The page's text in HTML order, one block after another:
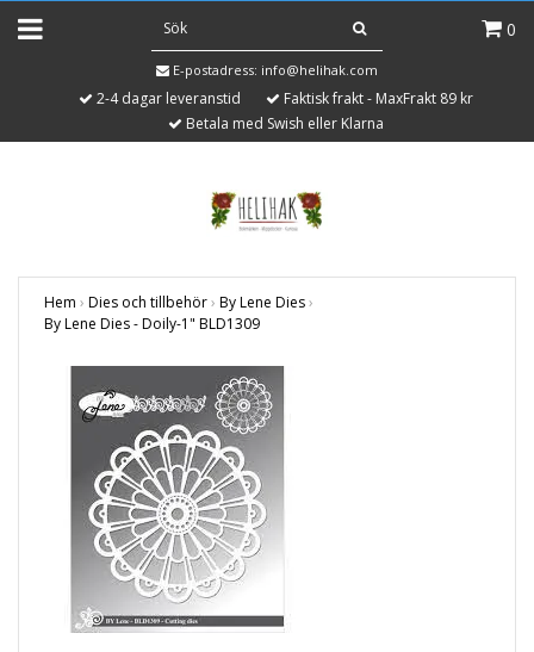
0
E-postadress: info@helihak.com
2-4 dagar leveranstid
Faktisk frakt - MaxFrakt 89 kr
Betala med Swish eller Klarna
Hem › Dies och tillbehör› By Lene Dies›
By Lene Dies - Doily-1" BLD1309